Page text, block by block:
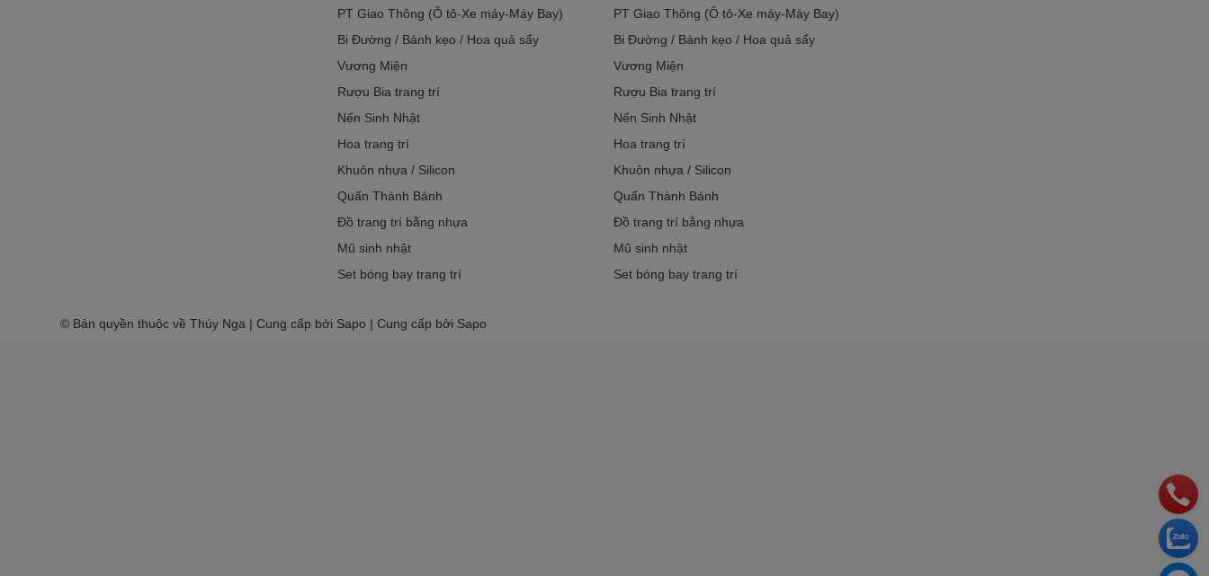
PT Giao Thông (Ô tô-Xe máy-Máy Bay)
Bi Đường / Bánh kẹo / Hoa quả sấy
Vương Miện
Rượu Bia trang trí
Nến Sinh Nhật
Hoa trang trí
Khuôn nhựa / Silicon
Quấn Thành Bánh
Đồ trang trí bằng nhựa
Mũ sinh nhật
Set bóng bay trang trí
PT Giao Thông (Ô tô-Xe máy-Máy Bay)
Bi Đường / Bánh kẹo / Hoa quả sấy
Vương Miện
Rượu Bia trang trí
Nến Sinh Nhật
Hoa trang trí
Khuôn nhựa / Silicon
Quấn Thành Bánh
Đồ trang trí bằng nhựa
Mũ sinh nhật
Set bóng bay trang trí
© Bản quyền thuộc về Thúy Nga | Cung cấp bởi Sapo | Cung cấp bởi Sapo